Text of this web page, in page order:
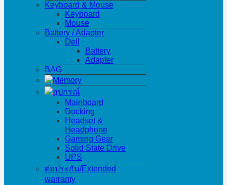
Keyboard & Mouse
Keyboard
Mouse
Battery / Adapter
Dell
Battery
Adapter
BAG
Memory
อุปกรณ์
Mainboard
Docking
Headset &
Headphone
Gaming Gear
Solid State Drive
UPS
ต่อประกัน/Extended
warranty